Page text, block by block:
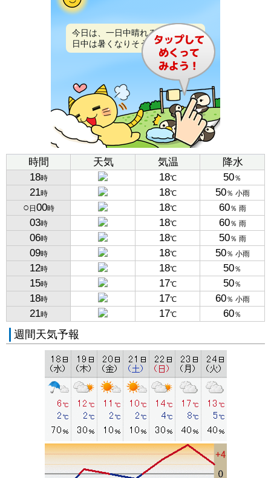
今日は、一日中晴れるでしょう。
日中は暑くなりそうです。
時間 天気 気温
降水
18時 18℃ 50％
21時 18℃ 50％ 小雨
○ 日 00時 18℃ 60％ 雨
03時 18℃ 60％ 雨
06時 18℃ 50％ 雨
09時 18℃ 50％ 小雨
12時 18℃ 50％
15時 17℃ 50％
18時 17℃ 60％ 小雨
21時 17℃ 60％
週間天気予報